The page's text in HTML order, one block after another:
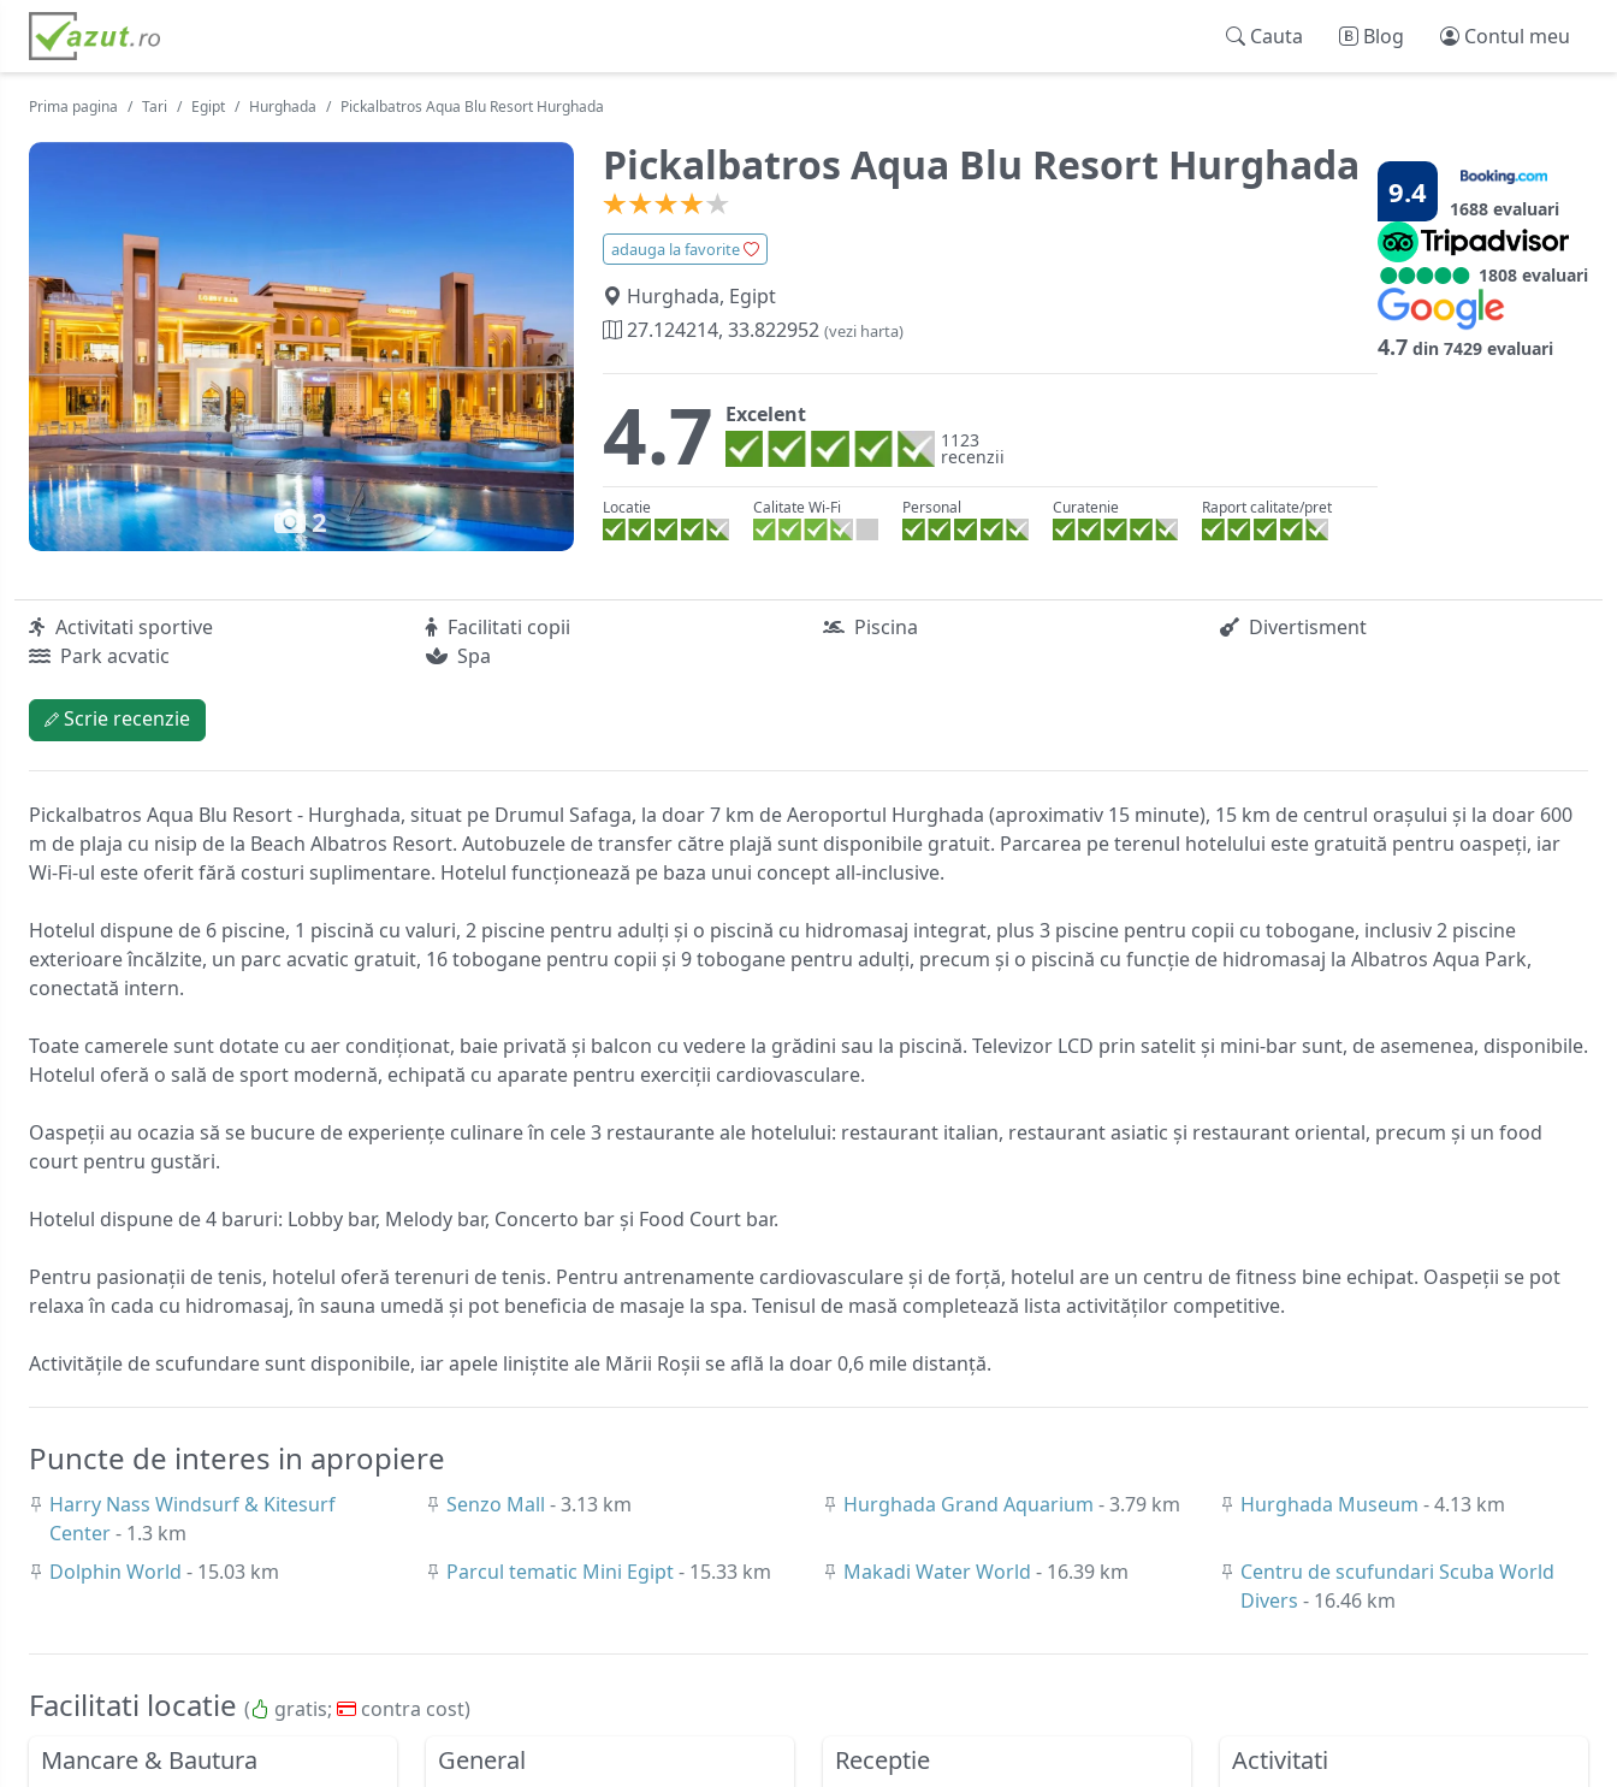
Cauta Blog Contul meu
Prima pagina Tari Egipt Hurghada Pickalbatros Aqua Blu Resort Hurghada
2
Pickalbatros Aqua Blu Resort Hurghada
adauga la favorite
Hurghada, Egipt
27.124214, 33.822952 (vezi harta)
4.7 Excelent
1123
recenzii
Locatie Calitate Wi-Fi Personal Curatenie Raport calitate/pret
9.4 1688 evaluari
1808 evaluari
4.7din 7429 evaluari
Activitati sportive Facilitati copii Piscina
Divertisment
Park acvatic
Spa
Scrie recenzie
Pickalbatros Aqua Blu Resort - Hurghada, situat pe Drumul Safaga, la doar 7 km de Aeroportul Hurghada (aproximativ 15 minute), 15 km de centrul orașului și la doar 600
m de plaja cu nisip de la Beach Albatros Resort. Autobuzele de transfer către plajă sunt disponibile gratuit. Parcarea pe terenul hotelului este gratuită pentru oaspeți, iar
Wi-Fi-ul este oferit fără costuri suplimentare. Hotelul funcționează pe baza unui concept all-inclusive.
Hotelul dispune de 6 piscine, 1 piscină cu valuri, 2 piscine pentru adulți și o piscină cu hidromasaj integrat, plus 3 piscine pentru copii cu tobogane, inclusiv 2 piscine
exterioare încălzite, un parc acvatic gratuit, 16 tobogane pentru copii și 9 tobogane pentru adulți, precum și o piscină cu funcție de hidromasaj la Albatros Aqua Park,
conectată intern.
Toate camerele sunt dotate cu aer condiționat, baie privată și balcon cu vedere la grădini sau la piscină. Televizor LCD prin satelit și mini-bar sunt, de asemenea, disponibile.
Hotelul oferă o sală de sport modernă, echipată cu aparate pentru exerciții cardiovasculare.
Oaspeții au ocazia să se bucure de experiențe culinare în cele 3 restaurante ale hotelului: restaurant italian, restaurant asiatic și restaurant oriental, precum și un food
court pentru gustări.
Hotelul dispune de 4 baruri: Lobby bar, Melody bar, Concerto bar și Food Court bar.
Pentru pasionații de tenis, hotelul oferă terenuri de tenis. Pentru antrenamente cardiovasculare și de forță, hotelul are un centru de fitness bine echipat. Oaspeții se pot
relaxa în cada cu hidromasaj, în sauna umedă și pot beneficia de masaje la spa. Tenisul de masă completează lista activităților competitive.
Activitățile de scufundare sunt disponibile, iar apele liniștite ale Mării Roșii se află la doar 0,6 mile distanță.
Puncte de interes in apropiere
Harry Nass Windsurf & Kitesurf
Center- 1.3 km
Senzo Mall - 3.13 km Hurghada Grand Aquarium - 3.79 km Hurghada Museum - 4.13 km
Dolphin World - 15.03 km Parcul tematic Mini Egipt- 15.33 km Makadi Water World - 16.39 km
Centru de scufundari Scuba World
Divers - 16.46 km
Facilitati locatie ( gratis; contra cost)
Mancare & Bautura General Receptie Activitati